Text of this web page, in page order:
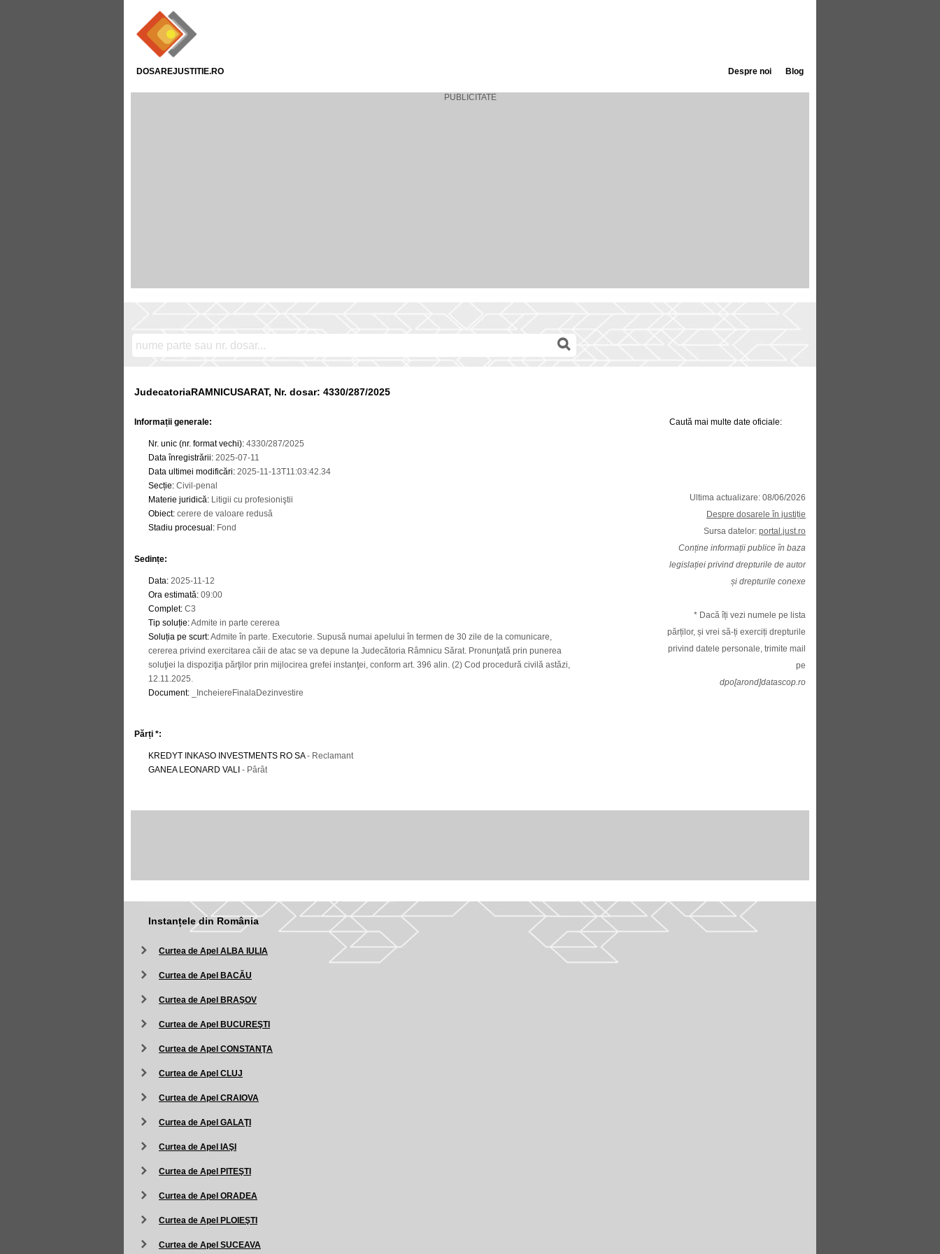
DOSAREJUSTITIE.RO Blog
Despre noi
JudecatoriaRAMNICUSARAT, Nr. dosar: 4330/287/2025
Informații generale:
Nr. unic (nr. format vechi): 4330/287/2025
Data înregistrării: 2025-07-11
Data ultimei modificări: 2025-11-13T11:03:42.34
Secție: Civil-penal
Materie juridică: Litigii cu profesioniştii
Obiect: cerere de valoare redusă
Stadiu procesual : Fond
Sedințe:
Data: 2025-11-12
Ora estimată: 09:00
Complet: C3
Tip soluție:Admite in parte cererea
Soluția pe scurt:Admite în parte. Executorie. Supusă numai apelului în termen de 30 zile de la comunicare,
cererea privind exercitarea căii de atac se va depune la Judecătoria Râmnicu Sărat. Pronunţată prin punerea
soluţiei la dispoziţia părţilor prin mijlocirea grefei instanţei, conform art. 396 alin. (2) Cod procedură civilă astăzi,
12.11.2025.
Document: _IncheiereFinalaDezinvestire
Părți *:
KREDYT INKASO INVESTMENTS RO SA- Reclamant
GANEA LEONARD VALI - Pârât
Caută mai multe date oficiale:
Ultima actualizare: 08/06/2026
Despre dosarele în justiție
Sursa datelor: portal.just.ro
Conține informații publice în baza
legislației privind drepturile de autor
și drepturile conexe
* Dacă îți vezi numele pe lista
părților, și vrei să-ți exerciți drepturile
privind datele personale, trimite mail
pe
dpo[arond]datascop.ro
Instanțele din România
Curtea de Apel ALBA IULIA
Curtea de Apel BACĂU
Curtea de Apel BRAŞOV
Curtea de Apel BUCUREŞTI
Curtea de Apel CONSTANŢA
Curtea de Apel CLUJ
Curtea de Apel CRAIOVA
Curtea de Apel GALAŢI
Curtea de Apel IAŞI
Curtea de Apel PITEŞTI
Curtea de Apel ORADEA
Curtea de Apel PLOIEŞTI
Curtea de Apel SUCEAVA